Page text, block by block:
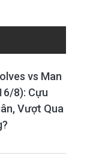
vs Man
8): Cựu
Vượt Qua